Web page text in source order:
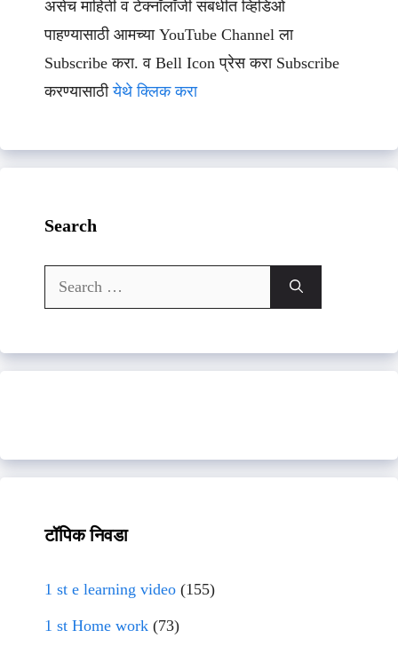
असेच माहिती व टेक्नॉलॉजी संबधीत व्हिडिओ
पाहण्यासाठी आमच्या YouTube Channel ला
Subscribe करा. व Bell Icon प्रेस करा Subscribe
करण्यासाठीयेथे क्लिक करा
Search
Search
for:
टॉपिक निवडा
1 st e learning video (155)
1 st Home work (73)